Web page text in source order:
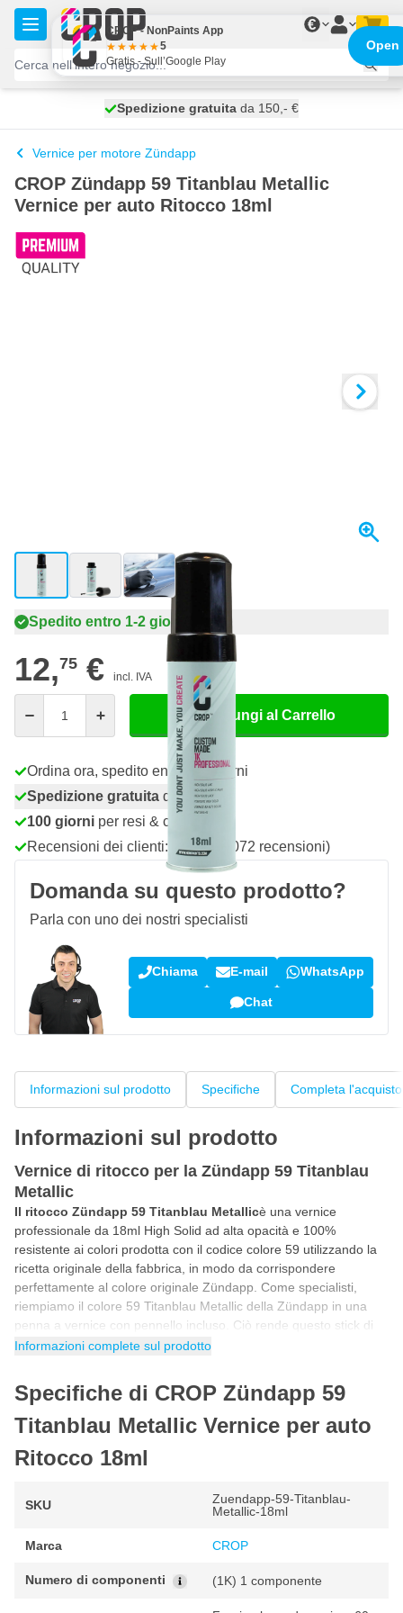
Salta al contenuto
€
spedito oggi
Spedizione gratuita da 150,- €
100 giorni
Vernice per motore Zündapp
CROP Zündapp 59 Titanblau Metallic
Vernice per auto Ritocco 18ml
View larger imageView larger imageView larger image
Spedito entro 1-2 giorni
12,75 € incl. IVA
Aggiungi al Carrello
Ordina ora, spedito entro 1-2 giorni
Spedizione gratuita da 150,- €
100 giorni per resi & cambi
Recensioni dei clienti:
4,58/5 (7.072 recensioni)
Domanda su questo prodotto?
Parla con uno dei nostri specialisti
Chiama E-mail WhatsApp
Chat
Informazioni sul prodotto Specifiche Completa l'acquisto
Informazioni sul prodotto
Vernice di ritocco per la Zündapp 59 Titanblau
Metallic
Il ritocco Zündapp 59 Titanblau Metallicè una vernice
professionale da 18ml High Solid ad alta opacità e 100%
resistente ai colori prodotta con il codice colore 59 utilizzando la
ricetta originale della fabbrica, in modo da corrispondere
perfettamente al colore originale Zündapp. Come specialisti,
riempiamo il colore 59 Titanblau Metallic della Zündapp in una
penna a vernice con pennello incluso. Ciò rende questo stick di
vernice per auto Zündapp 59 Titanblau Metallic ideale per
piccoli danni alla vernice dell'auto.
Come ritoccare con la vernice Zündapp 59
Titanblau Metallic
Puoi ritoccare la vernice per auto Zündapp 59 in 5 semplici
seguito avrai la certezza di utilizzare correttamente il colore
Zündapp per un risultato fantastico e originale di fabbrica.
Agitare il barattolo di vernice per auto prima dell'uso in modo
Prima di iniziare, fare sempre una prova con un pezzo di prova
Informazioni complete sul prodotto
Specifiche di CROP Zündapp 59
Titanblau Metallic Vernice per auto
Ritocco 18ml
SKU
Zuendapp-59-Titanblau-
Metallic-18ml
Marca CROP
Numero di componenti (1K) 1 componente
CROP - NonPaints App
5
Gratis - Sull’Google Play
Open